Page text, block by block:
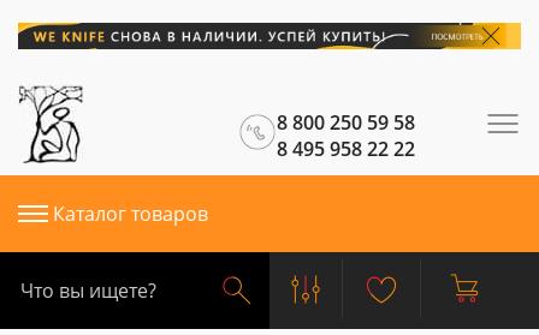
8 800 250 59 58
8 495 958 22 22
Каталог товаров